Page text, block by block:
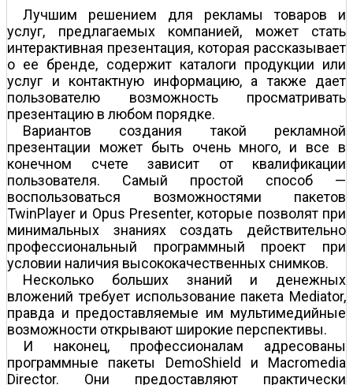
Лучшим решением для рекламы товаров и
услуг, предлагаемых компанией, может стать
интерактивная презентация, которая рассказывает
о ее бренде, содержит каталоги продукции или
услуг и контактную информацию, а также дает
пользователю возможность просматривать
презентацию в любом порядке.
Вариантов создания такой рекламной
презентации может быть очень много, и все в
конечном счете зависит от квалификации
пользователя. Самый простой способ —
воспользоваться возможностями пакетов
TwinPlayer и Opus Presenter, которые позволят при
минимальных знаниях создать действительно
профессиональный программный проект при
условии наличия высококачественных снимков.
Несколько больших знаний и денежных
вложений требует использование пакета Mediator,
правда и предоставляемые им мультимедийные
возможности открывают широкие перспективы.
И наконец, профессионалам адресованы
программные пакеты DemoShield и Macromedia
Director. Они предоставляют практически